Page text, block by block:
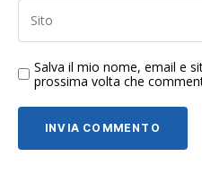
Salva il mio nome, email e
prossima volta che